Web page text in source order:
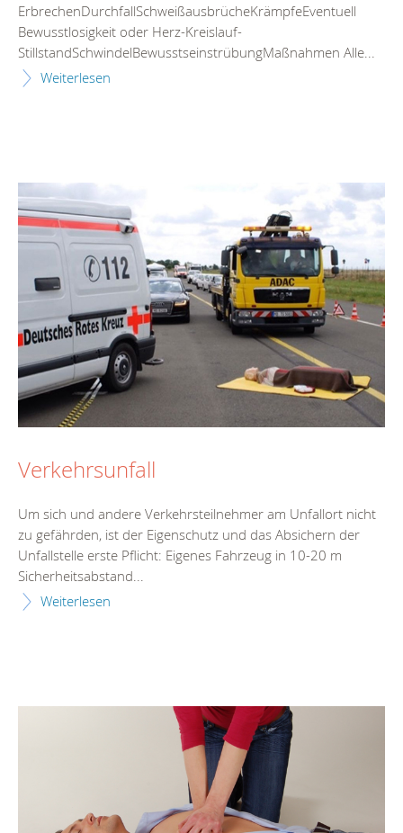
ErbrechenDurchfallSchweißausbrücheKrämpfeEventuell
Bewusstlosigkeit oder Herz-Kreislauf-
StillstandSchwindelBewusstseinstrübungMaßnahmen Alle...
Weiterlesen
Verkehrsunfall
Um sich und andere Verkehrsteilnehmer am Unfallort nicht
zu gefährden, ist der Eigenschutz und das Absichern der
Unfallstelle erste Pflicht: Eigenes Fahrzeug in 10-20 m
Sicherheitsabstand...
Weiterlesen